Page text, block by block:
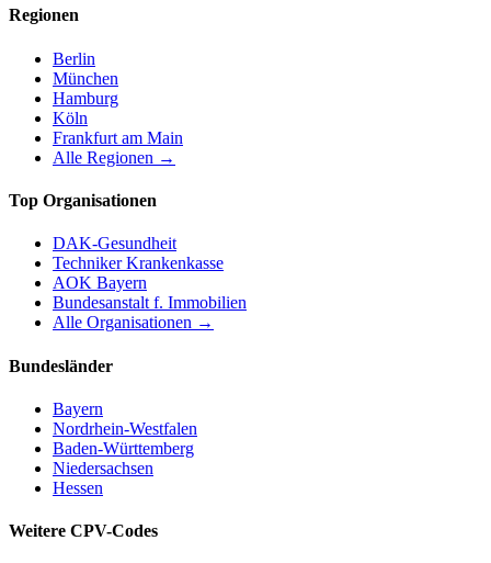
Regionen
Berlin
München
Hamburg
Köln
Frankfurt am Main
Alle Regionen →
Top Organisationen
DAK-Gesundheit
Techniker Krankenkasse
AOK Bayern
Bundesanstalt f. Immobilien
Alle Organisationen →
Bundesländer
Bayern
Nordrhein-Westfalen
Baden-Württemberg
Niedersachsen
Hessen
Weitere CPV-Codes